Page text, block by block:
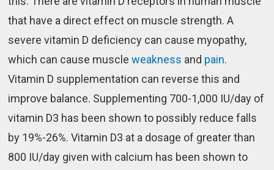
that have a direct effect on muscle strength. A
severe vitamin D deficiency can cause myopathy,
which can cause muscleweakness and pain.
Vitamin D supplementation can reverse this and
improve balance. Supplementing 700-1,000 IU/day of
vitamin D3 has been shown to possibly reduce falls
by 19%-26%. Vitamin D3 at a dosage of greater than
800 IU/day given with calcium has been shown to